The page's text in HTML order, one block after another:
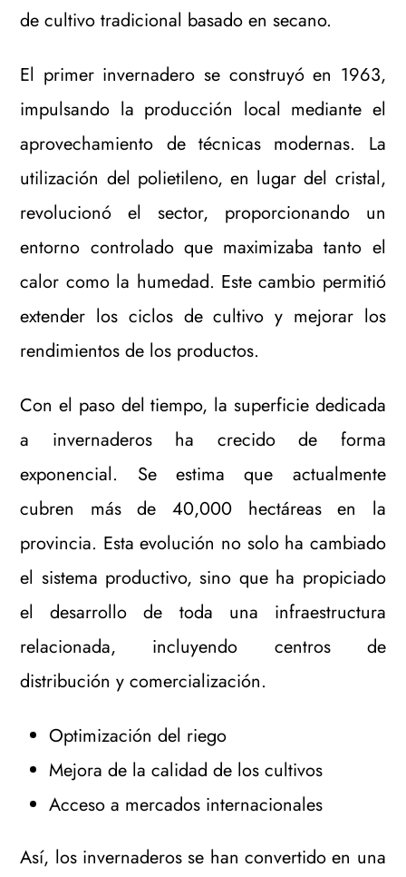
de cultivo tradicional basado en secano.
El primer invernadero se construyó en 1963,
impulsando la producción local mediante el
aprovechamiento de técnicas modernas. La
utilización del polietileno, en lugar del cristal,
revolucionó el sector, proporcionando un
entorno controlado que maximizaba tanto el
calor como la humedad. Este cambio permitió
extender los ciclos de cultivo y mejorar los
rendimientos de los productos.
Con el paso del tiempo, la superficie dedicada
a invernaderos ha crecido de forma
exponencial. Se estima que actualmente
cubren más de 40,000 hectáreas en la
provincia. Esta evolución no solo ha cambiado
el sistema productivo, sino que ha propiciado
el desarrollo de toda una infraestructura
relacionada, incluyendo centros de
distribución y comercialización.
Optimización del riego
Mejora de la calidad de los cultivos
Acceso a mercados internacionales
Así, los invernaderos se han convertido en una